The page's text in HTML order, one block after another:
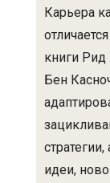
Карьера
книги Рид
Бен
идеи,